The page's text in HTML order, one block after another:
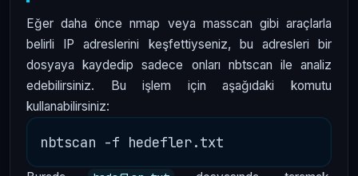
Eğer daha önce nmap veya masscan gibi araçlarla
belirli IP adreslerini keşfettiyseniz, bu adresleri bir
dosyaya kaydedip sadece onları nbtscan ile analiz
edebilirsiniz. Bu işlem için aşağıdaki komutu
kullanabilirsiniz: